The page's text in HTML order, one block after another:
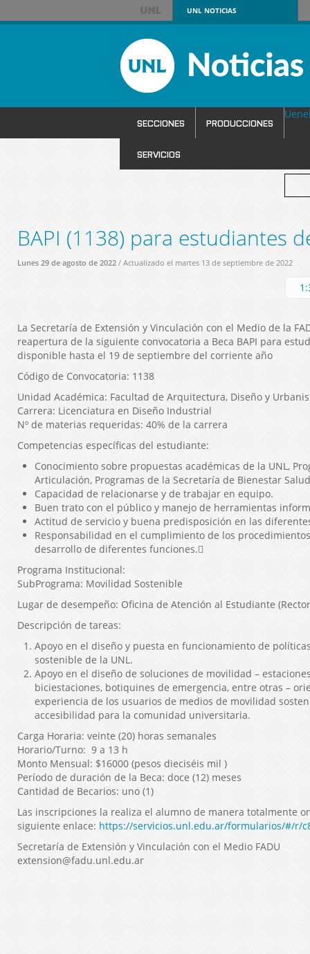
UNLNOTICIAS
SECCIONES PRODUCCIONES
SERVICIOS
BAPI (1138) para estudiantes
Lunes 29 de agosto de 2022 / Actualizado el martes 13 de septiembre de 2022
La Secretaría de Extensión y Vinculación con el Medio de la
reapertura de la siguiente convocatoria a Beca BAPI para
disponible hasta el 19 de septiembre del corriente año
Código de Convocatoria: 1138
Unidad Académica: Facultad de Arquitectura, Diseño y
Carrera: Licenciatura en Diseño Industrial
Nº de materias requeridas: 40% de la carrera
Competencias específicas del estudiante:
Conocimiento sobre propuestas académicas de la UNL,
Articulación, Programas de la Secretaría de Bienestar
Capacidad de relacionarse y de trabajar en equipo.
Buen trato con el público y manejo de herramientas
Actitud de servicio y buena predisposición en las
Responsabilidad en el cumplimiento de los
desarrollo de diferentes funciones.
Programa Institucional:
SubPrograma: Movilidad Sostenible
Lugar de desempeño: Oficina de Atención al Estudiante
Descripción de tareas:
Apoyo en el diseño y puesta en funcionamiento de
sostenible de la UNL.
Apoyo en el diseño de soluciones de movilidad –
biciestaciones, botiquines de emergencia, entre otras –
experiencia de los usuarios de medios de movilidad
accesibilidad para la comunidad universitaria.
Carga Horaria: veinte (20) horas semanales
Horario/Turno: 9 a 13 h
Monto Mensual: $16000 (pesos dieciséis mil )
Período de duración de la Beca: doce (12) meses
Cantidad de Becarios: uno (1)
Las inscripciones la realiza el alumno de manera totalmente
siguiente enlace: https://servicios.unl.edu.ar/formularios/#/r/
Secretaría de Extensión y Vinculación con el Medio FADU
extension@fadu.unl.edu.ar